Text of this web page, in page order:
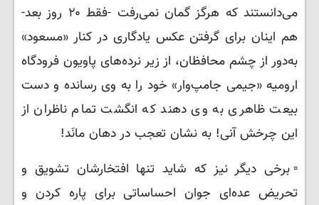
می‌دانستند که هرگز گمان نمی‌رفت -فقط ۲۰ روز بعد-
هم اینان برای گرفتن عکس یادگاری در کنار «مسعود»
به‌دور از چشم محافظان، از زیر نرده‌های پاویون فرودگاه
ارومیه «جیمی جامپ‌وار» خود را به وی رسانده و دست
بیعت ظاهری به وی دهند که انگشت تمام ناظران از
این چرخش آنی! به نشان تعجب در دهان مانَد!
▫️برخی دیگر نیز که شاید تنها افتخارشان تشویق و
تحریض عده‌ای جوان احساساتی برای پاره کردن و